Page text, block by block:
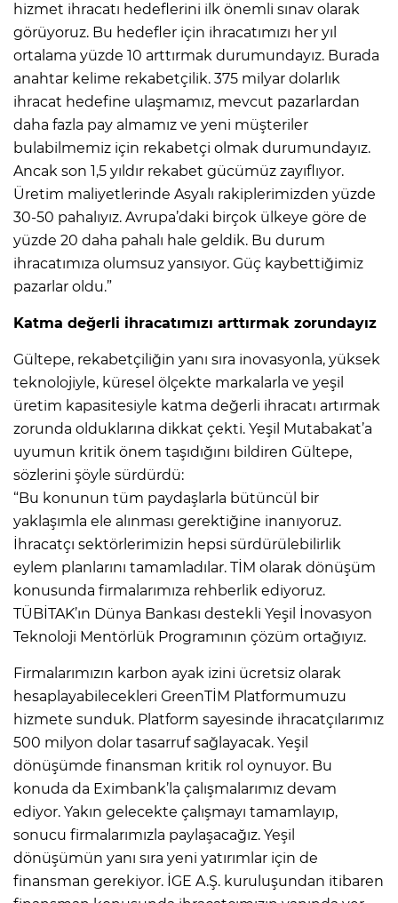
hizmet ihracatı hedeflerini ilk önemli sınav olarak
görüyoruz. Bu hedefler için ihracatımızı her yıl
ortalama yüzde 10 arttırmak durumundayız. Burada
anahtar kelime rekabetçilik. 375 milyar dolarlık
ihracat hedefine ulaşmamız, mevcut pazarlardan
daha fazla pay almamız ve yeni müşteriler
bulabilmemiz için rekabetçi olmak durumundayız.
Ancak son 1,5 yıldır rekabet gücümüz zayıflıyor.
Üretim maliyetlerinde Asyalı rakiplerimizden yüzde
30-50 pahalıyız. Avrupa’daki birçok ülkeye göre de
yüzde 20 daha pahalı hale geldik. Bu durum
ihracatımıza olumsuz yansıyor. Güç kaybettiğimiz
pazarlar oldu.”
Katma değerli ihracatımızı arttırmak zorundayız
Gültepe, rekabetçiliğin yanı sıra inovasyonla, yüksek
teknolojiyle, küresel ölçekte markalarla ve yeşil
üretim kapasitesiyle katma değerli ihracatı artırmak
zorunda olduklarına dikkat çekti. Yeşil Mutabakat’a
uyumun kritik önem taşıdığını bildiren Gültepe,
sözlerini şöyle sürdürdü:
“Bu konunun tüm paydaşlarla bütüncül bir
yaklaşımla ele alınması gerektiğine inanıyoruz.
İhracatçı sektörlerimizin hepsi sürdürülebilirlik
eylem planlarını tamamladılar. TİM olarak dönüşüm
konusunda firmalarımıza rehberlik ediyoruz.
TÜBİTAK’ın Dünya Bankası destekli Yeşil İnovasyon
Teknoloji Mentörlük Programının çözüm ortağıyız.
Firmalarımızın karbon ayak izini ücretsiz olarak
hesaplayabilecekleri GreenTİM Platformumuzu
hizmete sunduk. Platform sayesinde ihracatçılarımız
500 milyon dolar tasarruf sağlayacak. Yeşil
dönüşümde finansman kritik rol oynuyor. Bu
konuda da Eximbank’la çalışmalarımız devam
ediyor. Yakın gelecekte çalışmayı tamamlayıp,
sonucu firmalarımızla paylaşacağız. Yeşil
dönüşümün yanı sıra yeni yatırımlar için de
finansman gerekiyor. İGE A.Ş. kuruluşundan itibaren